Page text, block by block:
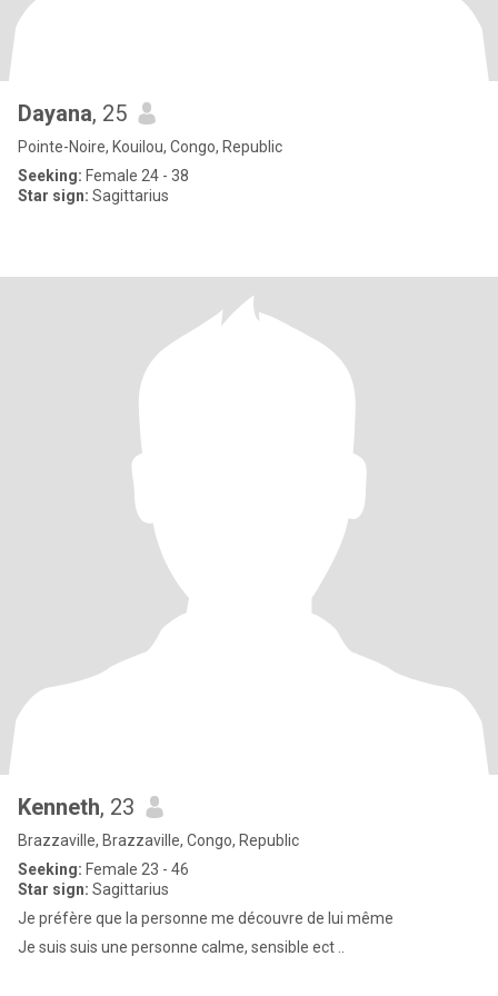
Dayana, 25
Pointe-Noire, Kouilou, Congo, Republic
Seeking: Female 24 - 38
Star sign: Sagittarius
Kenneth, 23
Brazzaville, Brazzaville, Congo, Republic
Seeking: Female 23 - 46
Star sign: Sagittarius
Je préfère que la personne me découvre de lui même
Je suis suis une personne calme, sensible ect ..